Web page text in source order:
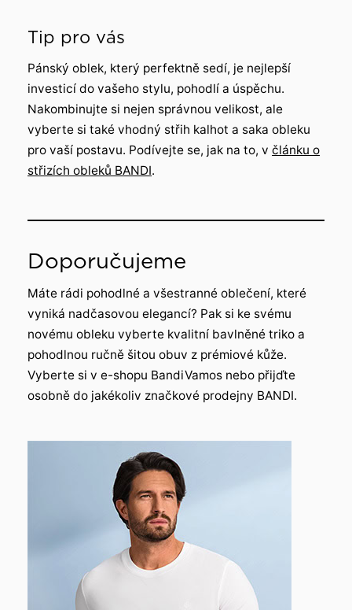
Tip pro vás
Pánský oblek, který perfektně sedí, je nejlepší
investicí do vašeho stylu, pohodlí a úspěchu.
Nakombinujte si nejen správnou velikost, ale
vyberte si také vhodný střih kalhot a saka obleku
pro vaší postavu. Podívejte se, jak na to, v článku o
střizích obleků BANDI.
Doporučujeme
Máte rádi pohodlné a všestranné oblečení, které
vyniká nadčasovou elegancí? Pak si ke svému
novému obleku vyberte kvalitní bavlněné triko a
pohodlnou ručně šitou obuv z prémiové kůže.
Vyberte si v e-shopu BandiVamos nebo přijďte
osobně do jakékoliv značkové prodejny BANDI.